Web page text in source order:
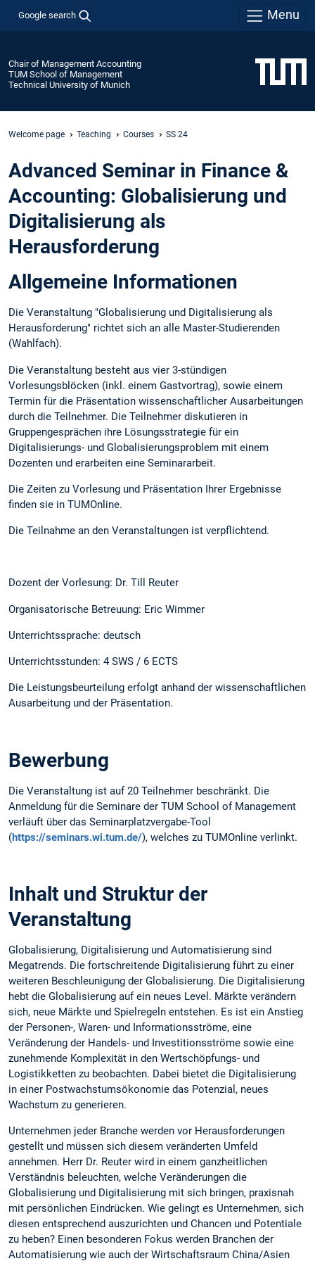
Google search Menu
Chair of Management Accounting
TUM School of Management
Technical University of Munich
Welcome page Teaching Courses SS 24
Advanced Seminar in Finance &
Accounting: Globalisierung und
Digitalisierung als
Herausforderung
Allgemeine Informationen
Die Veranstaltung "Globalisierung und Digitalisierung als
Herausforderung" richtet sich an alle Master-Studierenden
(Wahlfach).
Die Veranstaltung besteht aus vier 3-stündigen
Vorlesungsblöcken (inkl. einem Gastvortrag), sowie einem
Termin für die Präsentation wissenschaftlicher Ausarbeitungen
durch die Teilnehmer. Die Teilnehmer diskutieren in
Gruppengesprächen ihre Lösungsstrategie für ein
Digitalisierungs- und Globalisierungsproblem mit einem
Dozenten und erarbeiten eine Seminararbeit.
Die Zeiten zu Vorlesung und Präsentation Ihrer Ergebnisse
finden sie in TUMOnline.
Die Teilnahme an den Veranstaltungen ist verpflichtend.
Dozent der Vorlesung: Dr. Till Reuter
Organisatorische Betreuung: Eric Wimmer
Unterrichtssprache: deutsch
Unterrichtsstunden: 4 SWS / 6 ECTS
Die Leistungsbeurteilung erfolgt anhand der wissenschaftlichen
Ausarbeitung und der Präsentation.
Bewerbung
Die Veranstaltung ist auf 20 Teilnehmer beschränkt. Die
Anmeldung für die Seminare der TUM School of Management
verläuft über das Seminarplatzvergabe-Tool
(https://seminars.wi.tum.de/), welches zu TUMOnline verlinkt.
Inhalt und Struktur der
Veranstaltung
Globalisierung, Digitalisierung und Automatisierung sind
Megatrends. Die fortschreitende Digitalisierung führt zu einer
weiteren Beschleunigung der Globalisierung. Die Digitalisierung
hebt die Globalisierung auf ein neues Level. Märkte verändern
sich, neue Märkte und Spielregeln entstehen. Es ist ein Anstieg
der Personen-, Waren- und Informationsströme, eine
Veränderung der Handels- und Investitionsströme sowie eine
zunehmende Komplexität in den Wertschöpfungs- und
Logistikketten zu beobachten. Dabei bietet die Digitalisierung
in einer Postwachstumsökonomie das Potenzial, neues
Wachstum zu generieren.
Unternehmen jeder Branche werden vor Herausforderungen
gestellt und müssen sich diesem veränderten Umfeld
annehmen. Herr Dr. Reuter wird in einem ganzheitlichen
Verständnis beleuchten, welche Veränderungen die
Globalisierung und Digitalisierung mit sich bringen, praxisnah
mit persönlichen Eindrücken. Wie gelingt es Unternehmen, sich
diesen entsprechend auszurichten und Chancen und Potentiale
zu heben? Einen besonderen Fokus werden Branchen der
Automatisierung wie auch der Wirtschaftsraum China/Asien